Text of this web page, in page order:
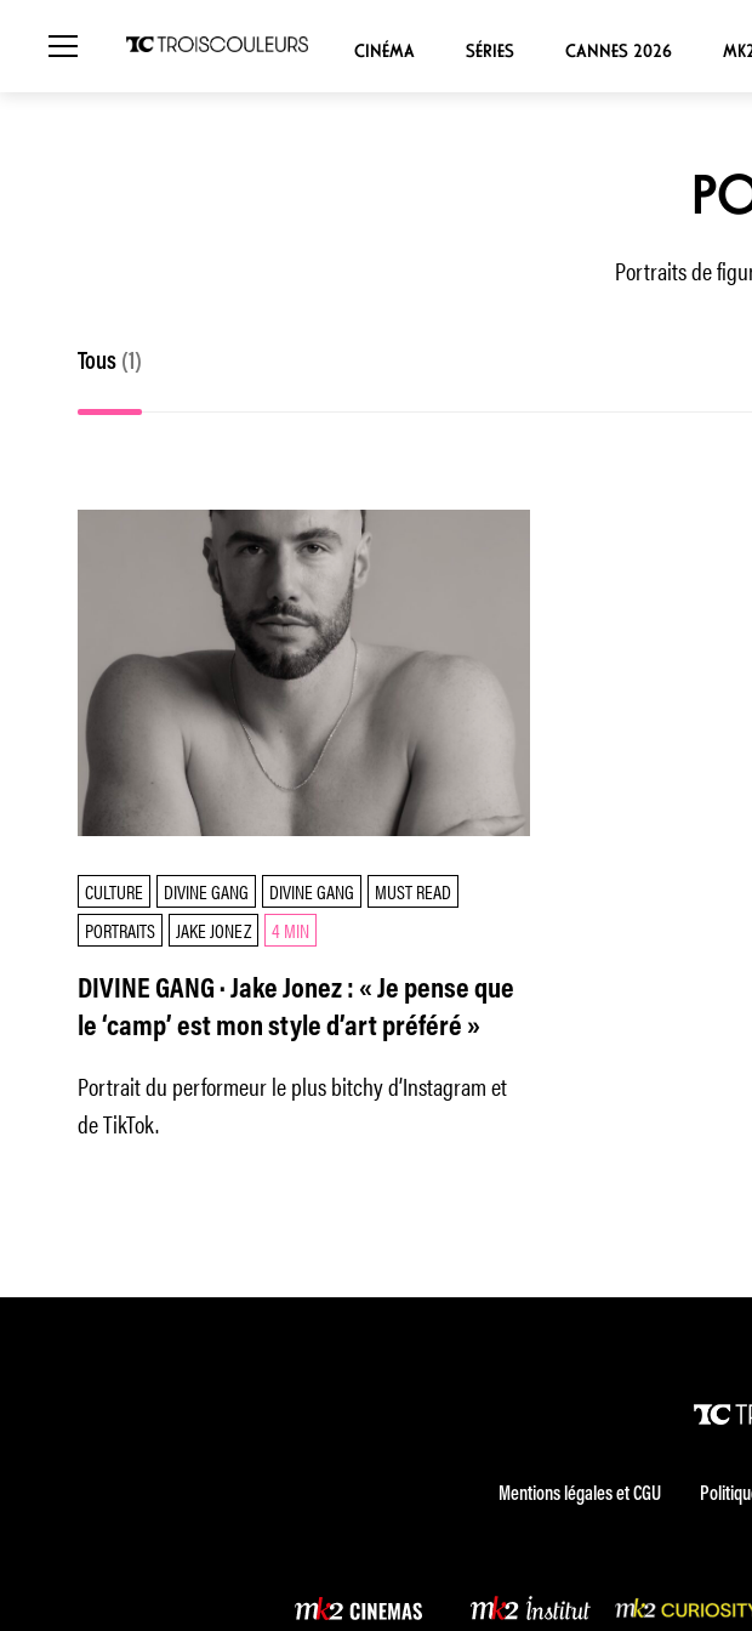
CINÉMA SÉRIES CANNES 2026
Portraits de
Tous (1)
CULTURE DIVINE GANG DIVINE GANG
MUST READ
PORTRAITS
JAKE JONEZ 4 MIN
DIVINE GANG · Jake Jonez : « Je pense que
le ‘camp’ est mon style d’art préféré »
Portrait du performeur le plus bitchy d’Instagram et
de TikTok.
Mentions légales et CGU